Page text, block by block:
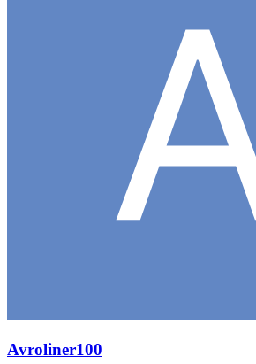
Avroliner100